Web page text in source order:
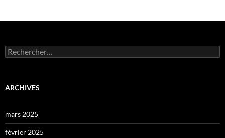
Rechercher :
ARCHIVES
mars 2025
février 2025